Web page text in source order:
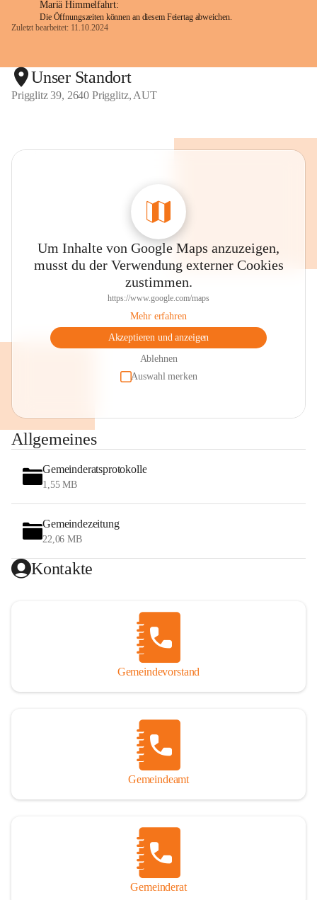
Mariä Himmelfahrt:
Die Öffnungszeiten können an diesem Feiertag abweichen.
Zuletzt bearbeitet: 11.10.2024
Unser Standort
Prigglitz 39, 2640 Prigglitz, AUT
Um Inhalte von Google Maps anzuzeigen,
musst du der Verwendung externer Cookies
zustimmen.
https://www.google.com/maps
Mehr erfahren
Akzeptieren und anzeigen
Ablehnen
Auswahl merken
Allgemeines
Gemeinderatsprotokolle
1,55 MB
Gemeindezeitung
22,06 MB
Kontakte
Gemeindevorstand
Gemeindeamt
Gemeinderat